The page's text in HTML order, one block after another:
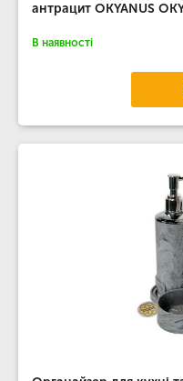
антрацит OKYANUS
В наявності